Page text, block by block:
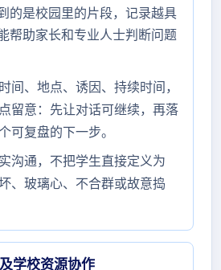
的是校园里的片段，记录越具
帮助家长和专业人士判断问题
间、地点、诱因、持续时间，
留意：先让对话可继续，再落
可复盘的下一步。
沟通，不把学生直接定义为
、玻璃心、不合群或故意捣
学校资源协作